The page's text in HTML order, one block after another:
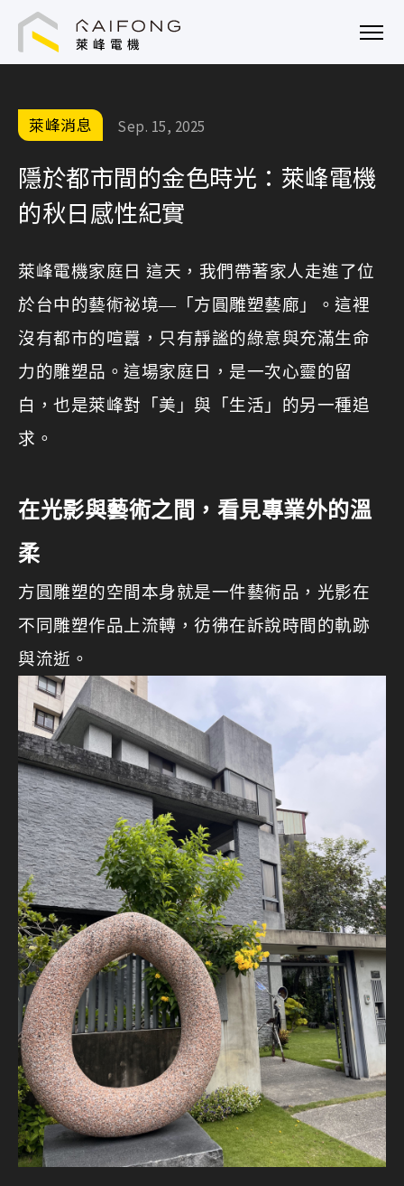
萊峰電機技術顧問股份有限公司
萊峰消息 Sep. 15, 2025
隱於都市間的金色時光：萊峰電機
的秋日感性紀實
萊峰電機家庭日 這天，我們帶著家人走進了位
於台中的藝術祕境—「方圓雕塑藝廊」。這裡
沒有都市的喧囂，只有靜謐的綠意與充滿生命
力的雕塑品。這場家庭日，是一次心靈的留
白，也是萊峰對「美」與「生活」的另一種追
求。
在光影與藝術之間，看見專業外的溫
柔
方圓雕塑的空間本身就是一件藝術品，光影在
不同雕塑作品上流轉，彷彿在訴說時間的軌跡
與流逝。